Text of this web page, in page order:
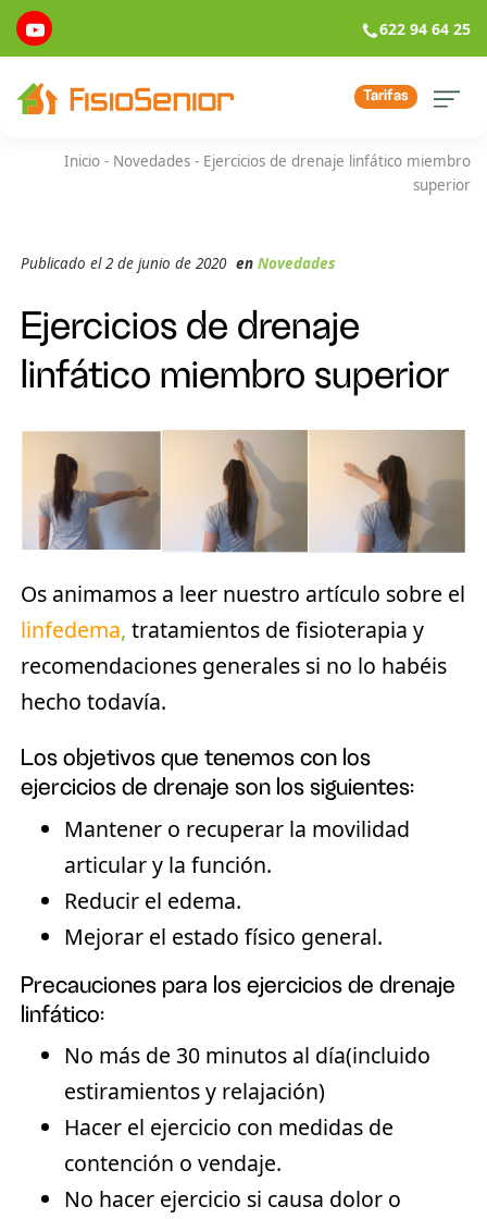
622 94 64 25
Tarifas
Inicio - Novedades - Ejercicios de drenaje linfático miembro
superior
Publicado el 2 de junio de 2020 enNovedades
Ejercicios de drenaje
linfático miembro superior
Os animamos a leer nuestro artículo sobre el
linfedema, tratamientos de fisioterapia y
recomendaciones generales si no lo habéis
hecho todavía.
Losobjetivos que tenemos con los
ejercicios de drenaje son los siguientes:
Mantener o recuperar la movilidad
articular y la función.
Reducir el edema.
Mejorar el estado físico general.
Precauciones para los ejercicios de drenaje
linfático:
No más de 30 minutos al día(incluido
estiramientos y relajación)
Hacer el ejercicio con medidas de
contención o vendaje.
No hacer ejercicio si causa dolor o